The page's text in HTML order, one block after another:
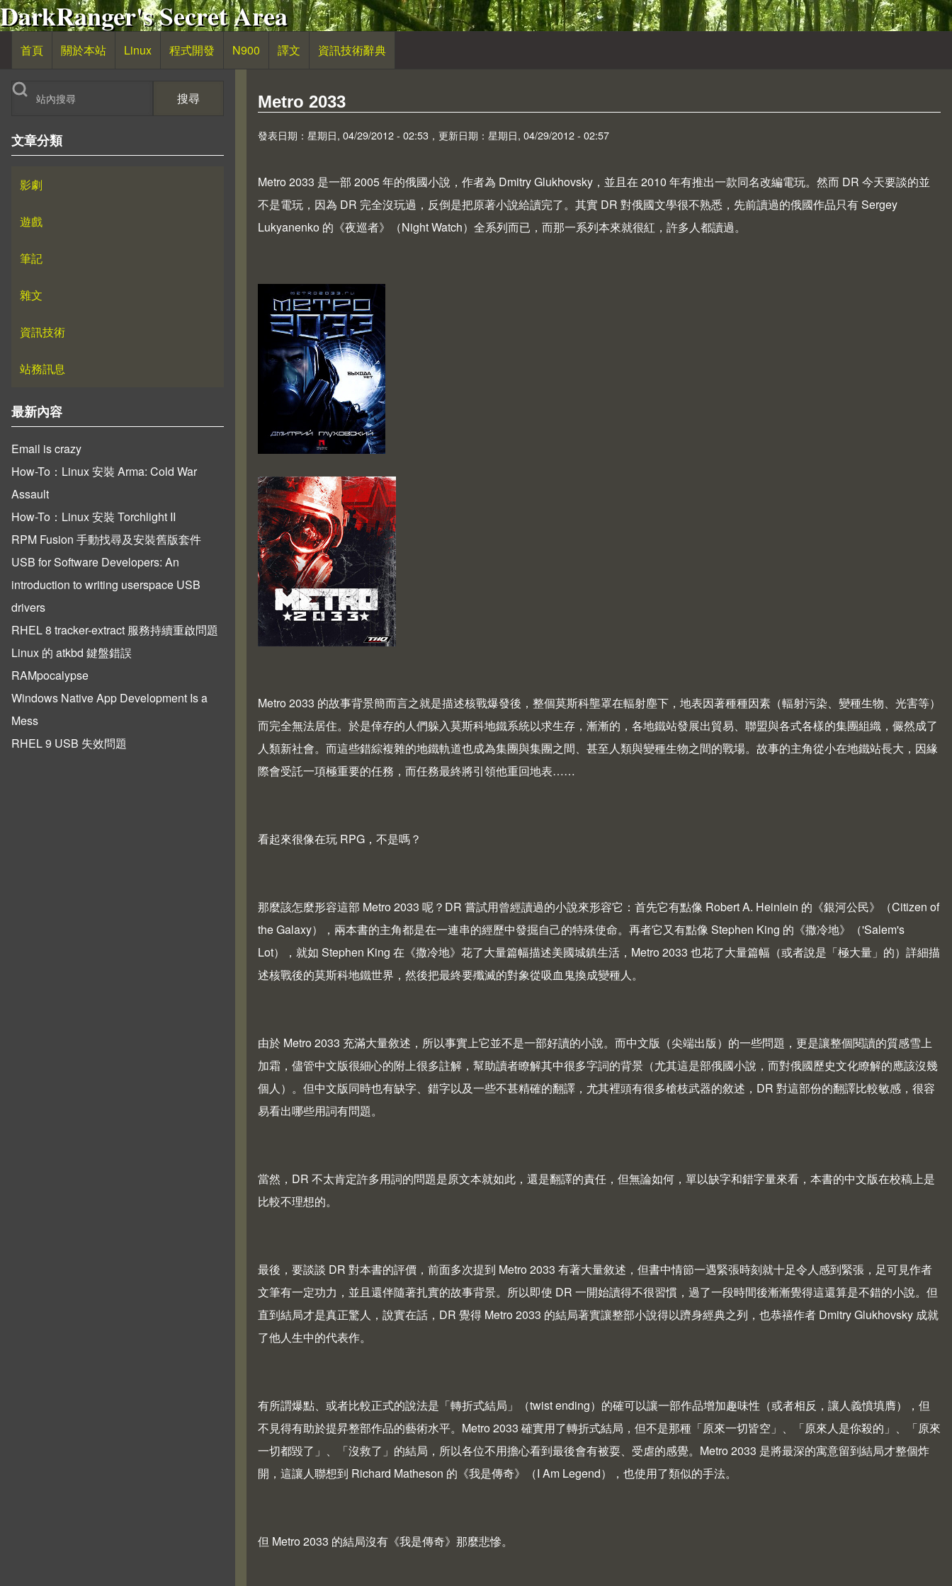
移至主內容
DarkRanger's Secret Area
主導覽
首頁 關於本站 Linux 程式開發 N900 譯文 資訊技術辭典
搜尋
文章分類
影劇
遊戲
筆記
雜文
資訊技術
站務訊息
最新內容
Email is crazy
How-To：Linux 安裝 Arma: Cold War
Assault
How-To：Linux 安裝 Torchlight II
RPM Fusion 手動找尋及安裝舊版套件
USB for Software Developers: An
introduction to writing userspace USB
drivers
RHEL 8 tracker-extract 服務持續重啟問題
Linux 的 atkbd 鍵盤錯誤
RAMpocalypse
Windows Native App Development Is a
Mess
RHEL 9 USB 失效問題
Metro 2033
發表日期：星期日, 04/29/2012 - 02:53，更新日期：星期日, 04/29/2012 - 02:57
Metro 2033 是一部 2005 年的俄國小說，作者為 Dmitry Glukhovsky，並且在 2010 年有推出一款同名改編電玩。然而 DR 今天要談的並
不是電玩，因為 DR 完全沒玩過，反倒是把原著小說給讀完了。其實 DR 對俄國文學很不熟悉，先前讀過的俄國作品只有 Sergey
Lukyanenko 的《夜巡者》（Night Watch）全系列而已，而那一系列本來就很紅，許多人都讀過。
Metro 2033 的故事背景簡而言之就是描述核戰爆發後，整個莫斯科壟罩在輻射塵下，地表因著種種因素（輻射污染、變種生物、光害等）
而完全無法居住。於是倖存的人們躲入莫斯科地鐵系統以求生存，漸漸的，各地鐵站發展出貿易、聯盟與各式各樣的集團組織，儼然成了
人類新社會。而這些錯綜複雜的地鐵軌道也成為集團與集團之間、甚至人類與變種生物之間的戰場。故事的主角從小在地鐵站長大，因緣
際會受託一項極重要的任務，而任務最終將引領他重回地表……
看起來很像在玩 RPG，不是嗎？
那麼該怎麼形容這部 Metro 2033 呢？DR 嘗試用曾經讀過的小說來形容它：首先它有點像 Robert A. Heinlein 的《銀河公民》（Citizen of
the Galaxy），兩本書的主角都是在一連串的經歷中發掘自己的特殊使命。再者它又有點像 Stephen King 的《撒冷地》（'Salem's
Lot），就如 Stephen King 在《撒冷地》花了大量篇幅描述美國城鎮生活，Metro 2033 也花了大量篇幅（或者說是「極大量」的）詳細描
述核戰後的莫斯科地鐵世界，然後把最終要殲滅的對象從吸血鬼換成變種人。
由於 Metro 2033 充滿大量敘述，所以事實上它並不是一部好讀的小說。而中文版（尖端出版）的一些問題，更是讓整個閱讀的質感雪上
加霜，儘管中文版很細心的附上很多註解，幫助讀者瞭解其中很多字詞的背景（尤其這是部俄國小說，而對俄國歷史文化瞭解的應該沒幾
個人）。但中文版同時也有缺字、錯字以及一些不甚精確的翻譯，尤其裡頭有很多槍枝武器的敘述，DR 對這部份的翻譯比較敏感，很容
易看出哪些用詞有問題。
當然，DR 不太肯定許多用詞的問題是原文本就如此，還是翻譯的責任，但無論如何，單以缺字和錯字量來看，本書的中文版在校稿上是
比較不理想的。
最後，要談談 DR 對本書的評價，前面多次提到 Metro 2033 有著大量敘述，但書中情節一遇緊張時刻就十足令人感到緊張，足可見作者
文筆有一定功力，並且還伴隨著扎實的故事背景。所以即使 DR 一開始讀得不很習慣，過了一段時間後漸漸覺得這還算是不錯的小說。但
直到結局才是真正驚人，說實在話，DR 覺得 Metro 2033 的結局著實讓整部小說得以躋身經典之列，也恭禧作者 Dmitry Glukhovsky 成就
了他人生中的代表作。
有所謂爆點、或者比較正式的說法是「轉折式結局」（twist ending）的確可以讓一部作品增加趣味性（或者相反，讓人義憤填膺），但
不見得有助於提昇整部作品的藝術水平。Metro 2033 確實用了轉折式結局，但不是那種「原來一切皆空」、「原來人是你殺的」、「原來
一切都毀了」、「沒救了」的結局，所以各位不用擔心看到最後會有被耍、受虐的感覺。Metro 2033 是將最深的寓意留到結局才整個炸
開，這讓人聯想到 Richard Matheson 的《我是傳奇》（I Am Legend），也使用了類似的手法。
但 Metro 2033 的結局沒有《我是傳奇》那麼悲慘。